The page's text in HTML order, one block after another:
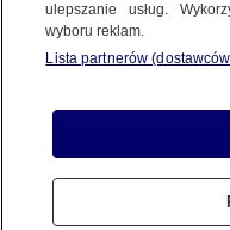
BIURO REKLAMY TVN MEDIA OTWIERA
ulepszanie usług.
wyboru reklam.
Lista partnerów